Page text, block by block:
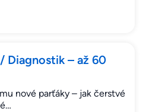
Diagnostik – až 60
nové parťáky – jak čerstvé